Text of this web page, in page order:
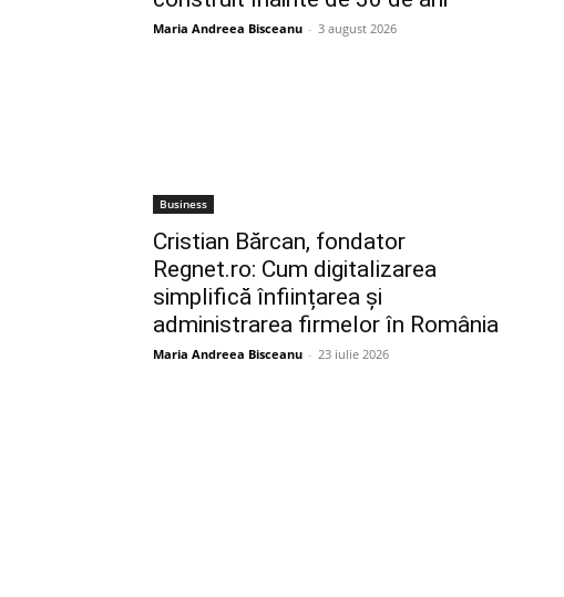
Maria Andreea Bisceanu - 3 august 2026
Business
Cristian Bărcan, fondator
Regnet.ro: Cum digitalizarea
simplifică înființarea și
administrarea firmelor în România
Maria Andreea Bisceanu - 23 iulie 2026